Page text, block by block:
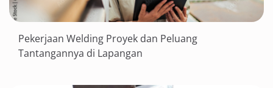
Pekerjaan Welding Proyek dan Peluang
Tantangannya di Lapangan